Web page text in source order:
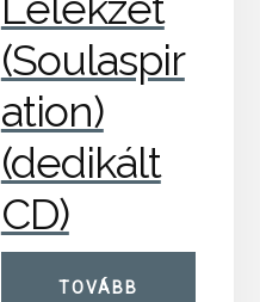
(Soulaspir
ation)
(dedikált
CD)
TOVÁBB